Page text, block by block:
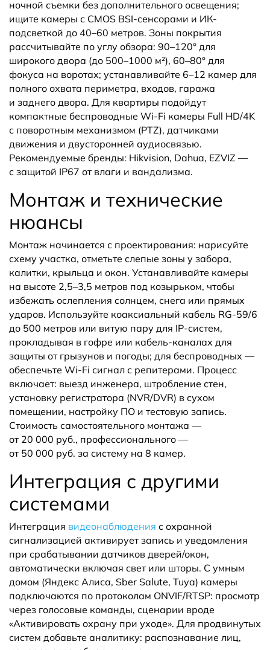
ночной съемки без дополнительного освещения;
ищите камеры с CMOS BSI-сенсорами и ИК-
подсветкой до 40–60 метров. Зоны покрытия
рассчитывайте по углу обзора: 90–120° для
широкого двора (до 500–1000 м²), 60–80° для
фокуса на воротах; устанавливайте 6–12 камер для
полного охвата периметра, входов, гаража
и заднего двора. Для квартиры подойдут
компактные беспроводные Wi-Fi камеры Full HD/4K
с поворотным механизмом (PTZ), датчиками
движения и двусторонней аудиосвязью.
Рекомендуемые бренды: Hikvision, Dahua, EZVIZ —
с защитой IP67 от влаги и вандализма.
Монтаж и технические
нюансы
Монтаж начинается с проектирования: нарисуйте
схему участка, отметьте слепые зоны у забора,
калитки, крыльца и окон. Устанавливайте камеры
на высоте 2,5–3,5 метров под козырьком, чтобы
избежать ослепления солнцем, снега или прямых
ударов. Используйте коаксиальный кабель RG-59/6
до 500 метров или витую пару для IP-систем,
прокладывая в гофре или кабель-каналах для
защиты от грызунов и погоды; для беспроводных —
обеспечьте Wi-Fi сигнал с репитерами. Процесс
включает: выезд инженера, штробление стен,
установку регистратора (NVR/DVR) в сухом
помещении, настройку ПО и тестовую запись.
Стоимость самостоятельного монтажа —
от 20 000 руб., профессионального —
от 50 000 руб. за систему на 8 камер.
Интеграция с другими
системами
Интеграция видеонаблюдения с охранной
сигнализацией активирует запись и уведомления
при срабатывании датчиков дверей/окон,
автоматически включая свет или шторы. С умным
домом (Яндекс Алиса, Sber Salute, Tuya) камеры
подключаются по протоколам ONVIF/RTSP: просмотр
через голосовые команды, сценарии вроде
«Активировать охрану при уходе». Для продвинутых
систем добавьте аналитику: распознавание лиц,